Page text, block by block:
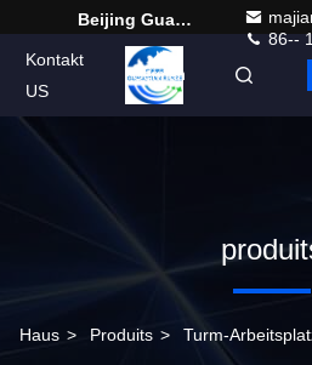
Beijing Guangtian Runze Technology Co., Ltd.
86--
Kontakt
US
German
Haus > Produits > Turm-